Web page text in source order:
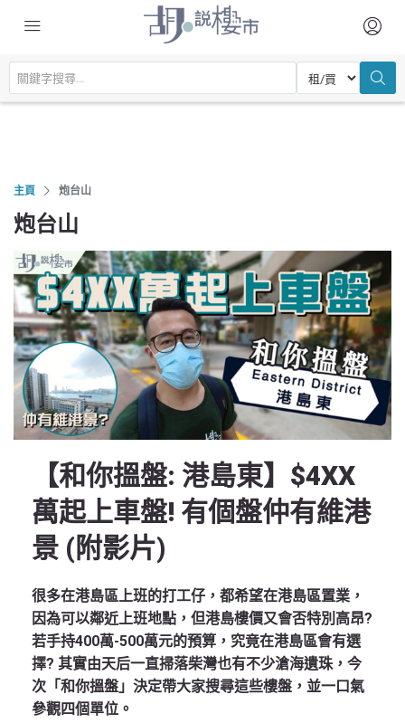
主頁 炮台山
炮台山
【和你搵盤: 港島東】$4XX
萬起上車盤! 有個盤仲有維港
景 (附影片)
很多在港島區上班的打工仔，都希望在港島區置業，
因為可以鄰近上班地點，但港島樓價又會否特別高昂?
若手持400萬-500萬元的預算，究竟在港島區會有選
擇? 其實由天后一直掃落柴灣也有不少滄海遺珠，今
次「和你搵盤」決定帶大家搜尋這些樓盤，並一口氣
參觀四個單位。